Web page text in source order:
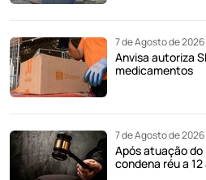
7 de Agosto de
Anvisa autoriza
medicamentos
7 de Agosto de
Após atuação do
condena réu a